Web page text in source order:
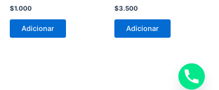
$1.000
Adicionar
$3.500
Adicionar